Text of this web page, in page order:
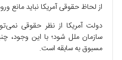
از لحاظ حقوقی آمریکا نباید مانع
دولت آمریکا از نظر حقوقی
سازمان ملل شود؛ با این وجود،
مسبوق به سابقه است.